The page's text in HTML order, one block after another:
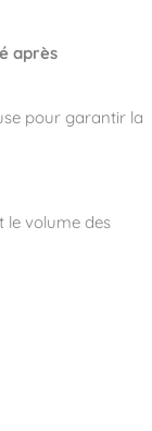
après
pour garantir la
le volume des